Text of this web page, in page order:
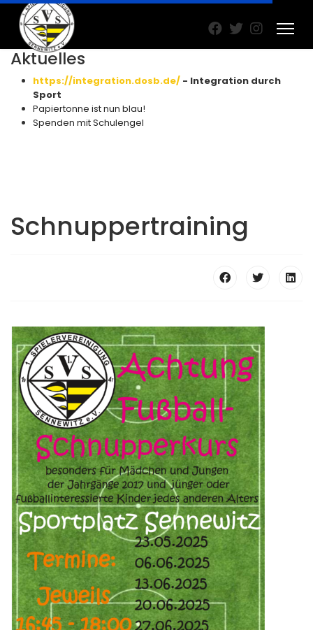
Aktuelles
https://integration.dosb.de/ - Integration durch
Sport
Papiertonne ist nun blau!
Spenden mit Schulengel
Schnuppertraining